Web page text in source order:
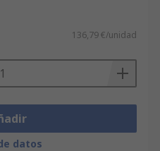
136,79 €/unidad
datos